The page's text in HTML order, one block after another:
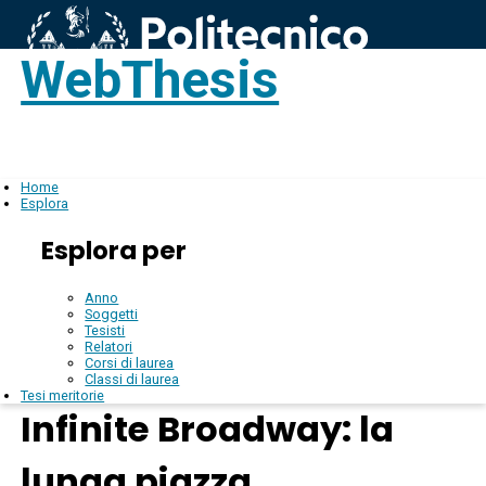
WebThesis
Home
Esplora
Esplora per
Anno
Soggetti
Tesisti
Relatori
Corsi di laurea
Classi di laurea
Tesi meritorie
Infinite Broadway: la